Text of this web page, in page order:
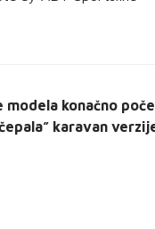
konačno
karavan